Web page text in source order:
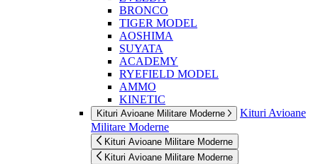
BRONCO
TIGER MODEL
AOSHIMA
SUYATA
ACADEMY
RYEFIELD MODEL
AMMO
KINETIC
Kituri Avioane Militare Moderne
Kituri Avioane
Militare Moderne
Kituri Avioane Militare Moderne
Kituri Avioane Militare Moderne